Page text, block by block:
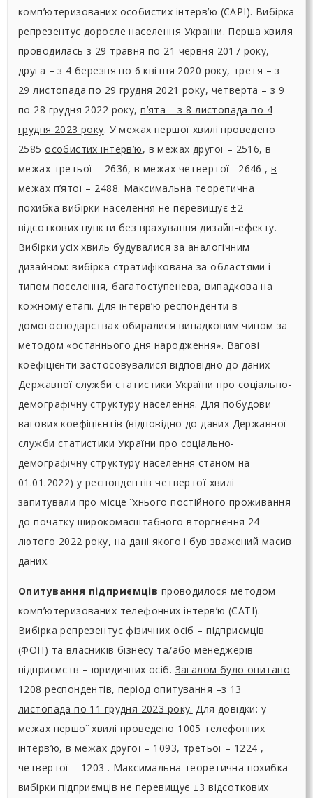
комп’ютеризованих особистих інтерв’ю (CAPI). Вибірка
репрезентує доросле населення України. Перша хвиля
проводилась з 29 травня по 21 червня 2017 року,
друга – з 4 березня по 6 квітня 2020 року, третя – з
29 листопада по 29 грудня 2021 року, четверта – з 9
по 28 грудня 2022 року,п’ята – з 8 листопада по 4
грудня 2023 року. У межах першої хвилі проведено
2585особистих інтерв’ю, в межах другої – 2516, в
межах третьої – 2636, в межах четвертої –2646 ,в
межах п’ятої – 2488. Максимальна теоретична
похибка вибірки населення не перевищує ±2
відсоткових пункти без врахування дизайн-ефекту.
Вибірки усіх хвиль будувалися за аналогічним
дизайном: вибірка стратифікована за областями і
типом поселення, багатоступенева, випадкова на
кожному етапі. Для інтерв’ю респонденти в
домогосподарствах обиралися випадковим чином за
методом «останнього дня народження». Вагові
коефіцієнти застосовувалися відповідно до даних
Державної служби статистики України про соціально-
демографічну структуру населення. Для побудови
вагових коефіцієнтів (відповідно до даних Державної
служби статистики України про соціально-
демографічну структуру населення станом на
01.01.2022) у респондентів четвертої хвилі
запитували про місце їхнього постійного проживання
до початку широкомасштабного вторгнення 24
лютого 2022 року, на дані якого і був зважений масив
даних.
Опитування підприємців проводилося методом
комп’ютеризованих телефонних інтерв’ю (CATI).
Вибірка репрезентує фізичних осіб – підприємців
(ФОП) та власників бізнесу та/або менеджерів
підприємств – юридичних осіб. Загалом було опитано
1208 респондентів, період опитування –з 13
листопада по 11 грудня 2023 року. Для довідки: у
межах першої хвилі проведено 1005 телефонних
інтерв’ю, в межах другої – 1093, третьої – 1224 ,
четвертої – 1203 . Максимальна теоретична похибка
вибірки підприємців не перевищує ±3 відсоткових